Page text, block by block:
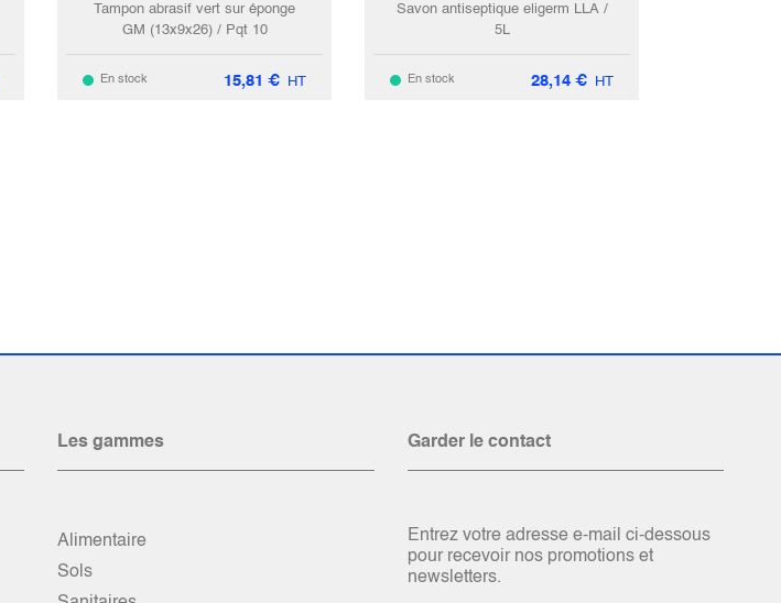
Tampon abrasif vert sur éponge
GM (13x9x26) / Pqt 10
En stock 15,81 € HT
Savon antiseptique eligerm LLA /
5L
En stock 28,14 € HT
Les gammes
Alimentaire
Sols
Garder le contact
Entrez votre adresse e-mail ci-dessous
pour recevoir nos promotions et
newsletters.